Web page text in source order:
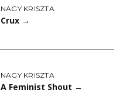
NAGY KRISZTA
Crux →
NAGY KRISZTA
A Feminist Shout →